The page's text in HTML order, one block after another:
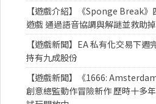
【遊戲介紹】《Sponge Break
遊戲 通過語音協調與解謎並救助
【遊戲新聞】EA 私有化交易下週
持有九成股份
【遊戲新聞】《1666:
創意總監動作冒險新作 歷時十多